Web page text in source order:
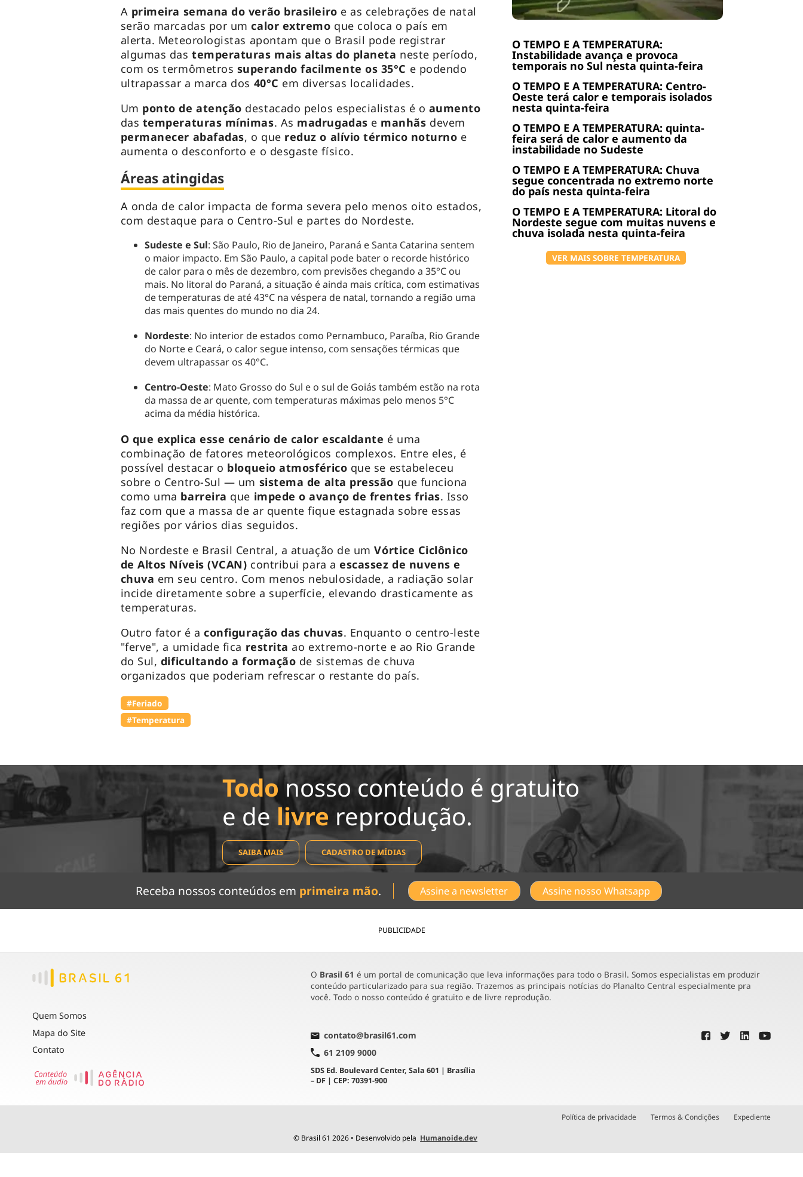
O TEMPO E A TEMPERATURA:
Instabilidade avança e provoca
temporais no Sul nesta quinta-feira
O TEMPO E A TEMPERATURA: Centro-
Oeste terá calor e temporais isolados
nesta quinta-feira
O TEMPO E A TEMPERATURA: quinta-
feira será de calor e aumento da
instabilidade no Sudeste
O TEMPO E A TEMPERATURA: Chuva
segue concentrada no extremo norte
do país nesta quinta-feira
O TEMPO E A TEMPERATURA: Litoral do
Nordeste segue com muitas nuvens e
chuva isolada nesta quinta-feira
VER MAIS SOBRE TEMPERATURA
A primeira semana do verão brasileiro e as celebrações de natal
serão marcadas por umcalor extremo que coloca o país em
alerta. Meteorologistas apontam que o Brasil pode registrar
algumas dastemperaturas mais altas do planeta neste período,
com os termômetros superando facilmente os 35°C e podendo
ultrapassar a marca dos 40°C em diversas localidades.
Um ponto de atenção destacado pelos especialistas é o aumento
das temperaturas mínimas. As madrugadas e manhãs devem
permanecer abafadas, o que reduz o alívio térmico noturno e
aumenta o desconforto e o desgaste físico.
Áreas atingidas
A onda de calor impacta de forma severa pelo menos oito estados,
com destaque para o Centro-Sul e partes do Nordeste.
Sudeste e Sul: São Paulo, Rio de Janeiro, Paraná e Santa Catarina sentem
o maior impacto. Em São Paulo, a capital pode bater o recorde histórico
de calor para o mês de dezembro, com previsões chegando a 35°C ou
mais. No litoral do Paraná, a situação é ainda mais crítica, com estimativas
de temperaturas de até 43°C na véspera de natal, tornando a região uma
das mais quentes do mundo no dia 24.
Nordeste: No interior de estados como Pernambuco, Paraíba, Rio Grande
do Norte e Ceará, o calor segue intenso, com sensações térmicas que
devem ultrapassar os 40°C.
Centro-Oeste: Mato Grosso do Sul e o sul de Goiás também estão na rota
da massa de ar quente, com temperaturas máximas pelo menos 5°C
acima da média histórica.
O que explica esse cenário de calor escaldante é uma
combinação de fatores meteorológicos complexos. Entre eles, é
possível destacar o bloqueio atmosférico que se estabeleceu
sobre o Centro-Sul — um sistema de alta pressão que funciona
como uma barreira que impede o avanço de frentes frias. Isso
faz com que a massa de ar quente fique estagnada sobre essas
regiões por vários dias seguidos.
No Nordeste e Brasil Central, a atuação de umVórtice Ciclônico
de Altos Níveis (VCAN) contribui para aescassez de nuvens e
chuva em seu centro. Com menos nebulosidade, a radiação solar
incide diretamente sobre a superfície, elevando drasticamente as
temperaturas.
Outro fator é aconfiguração das chuvas. Enquanto o centro-leste
"ferve", a umidade fica restrita ao extremo-norte e ao Rio Grande
do Sul, dificultando a formação de sistemas de chuva
organizados que poderiam refrescar o restante do país.
#Feriado
#Temperatura
Todonosso conteúdo é gratuito
e de livre reprodução.
SAIBA MAIS CADASTRO DE MÍDIAS
Receba nossos conteúdos em primeira mão. Assine a newsletter Assine nosso Whatsapp
PUBLICIDADE
Quem Somos
Mapa do Site
Contato
O Brasil 61 é um portal de comunicação que leva informações para todo o Brasil. Somos especialistas em produzir
conteúdo particularizado para sua região. Trazemos as principais notícias do Planalto Central especialmente pra
você. Todo o nosso conteúdo é gratuito e de livre reprodução.
contato@brasil61.com
61 2109 9000
SDS Ed. Boulevard Center, Sala 601 | Brasília
– DF | CEP: 70391-900
Política de privacidade Termos & Condições Expediente
© Brasil 61 2026 • Desenvolvido pela Humanoide.dev